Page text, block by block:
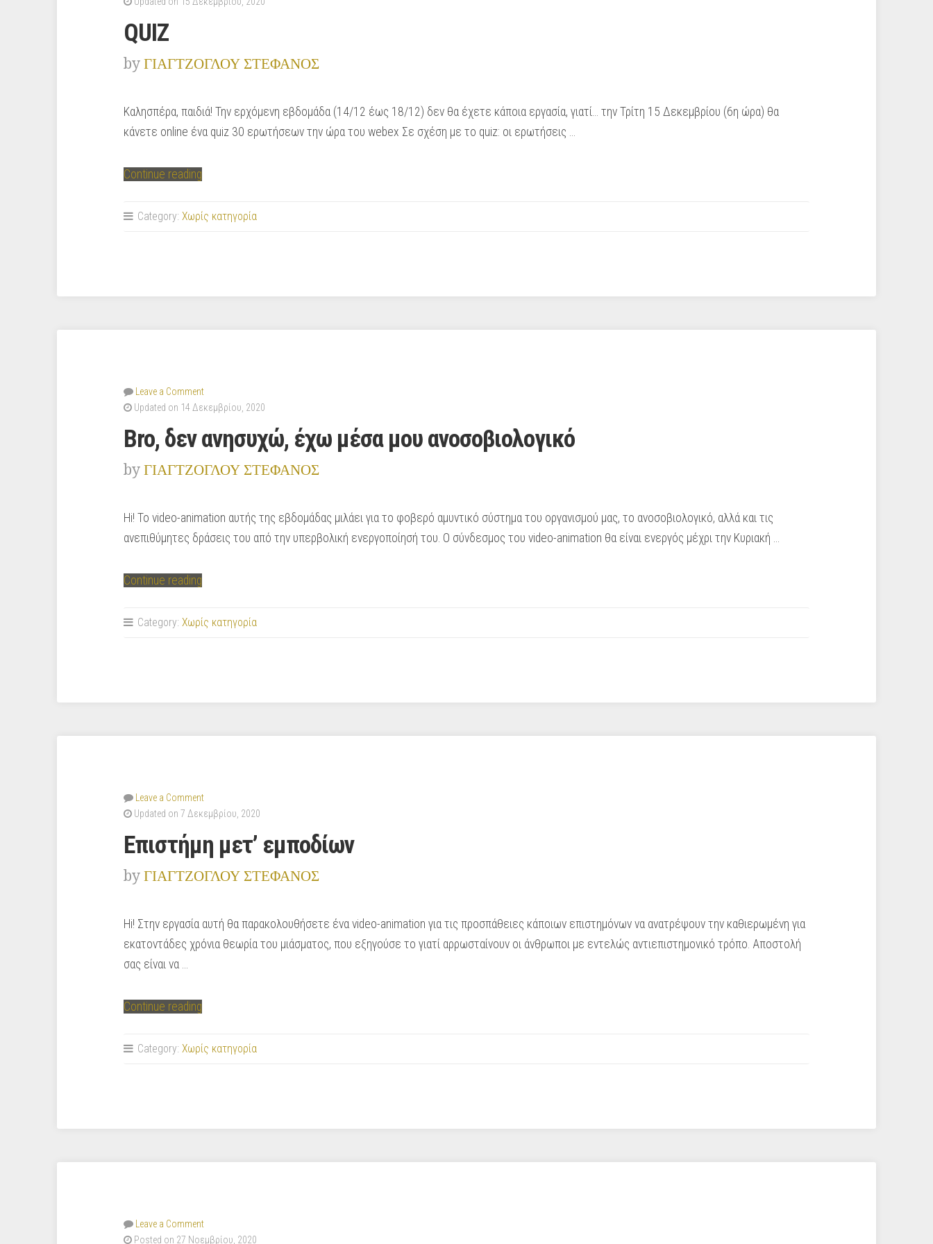
QUIZ
by ΓΙΑΓΤΖΟΓΛΟΥ ΣΤΕΦΑΝΟΣ
Καλησπέρα, παιδιά! Την ερχόμενη εβδομάδα (14/12 έως 18/12) δεν θα έχετε κάποια εργασία, γιατί… την Τρίτη 15 Δεκεμβρίου (6η ώρα) θα
κάνετε online ένα quiz 30 ερωτήσεων την ώρα του webex Σε σχέση με το quiz: οι ερωτήσεις …
Continue reading
Category: Χωρίς κατηγορία
Leave a Comment
Updated on 14 Δεκεμβρίου, 2020
Bro, δεν ανησυχώ, έχω μέσα μου ανοσοβιολογικό
by ΓΙΑΓΤΖΟΓΛΟΥ ΣΤΕΦΑΝΟΣ
Hi! To video-animation αυτής της εβδομάδας μιλάει για το φοβερό αμυντικό σύστημα του οργανισμού μας, το ανοσοβιολογικό, αλλά και τις
ανεπιθύμητες δράσεις του από την υπερβολική ενεργοποίησή του. Ο σύνδεσμος του video-animation θα είναι ενεργός μέχρι την Κυριακή …
Continue reading
ανησυχώ,
ανοσοβιολογικό”
Category: Χωρίς κατηγορία
Leave a Comment
Updated on 7 Δεκεμβρίου, 2020
Επιστήμη μετ’ εμποδίων
by ΓΙΑΓΤΖΟΓΛΟΥ ΣΤΕΦΑΝΟΣ
Hi! Στην εργασία αυτή θα παρακολουθήσετε ένα video-animation για τις προσπάθειες κάποιων επιστημόνων να ανατρέψουν την καθιερωμένη για
εκατοντάδες χρόνια θεωρία του μιάσματος, που εξηγούσε το γιατί αρρωσταίνουν οι άνθρωποι με εντελώς αντιεπιστημονικό τρόπο. Αποστολή
σας είναι να …
Continue reading
εμποδίων”
Category: Χωρίς κατηγορία
Leave a Comment
Posted on 27 Νοεμβρίου, 2020